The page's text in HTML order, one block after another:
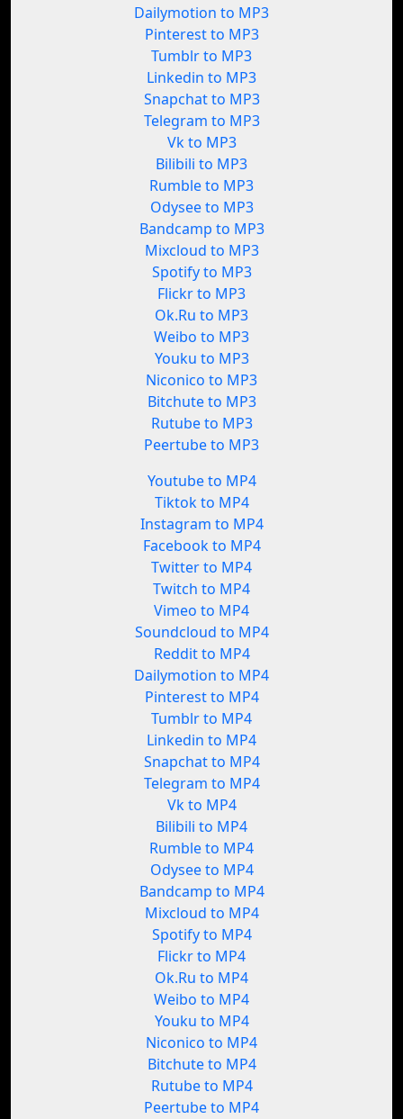
Dailymotion to MP3
Pinterest to MP3
Tumblr to MP3
Linkedin to MP3
Snapchat to MP3
Telegram to MP3
Vk to MP3
Bilibili to MP3
Rumble to MP3
Odysee to MP3
Bandcamp to MP3
Mixcloud to MP3
Spotify to MP3
Flickr to MP3
Ok.Ru to MP3
Weibo to MP3
Youku to MP3
Niconico to MP3
Bitchute to MP3
Rutube to MP3
Peertube to MP3
Youtube to MP4
Tiktok to MP4
Instagram to MP4
Facebook to MP4
Twitter to MP4
Twitch to MP4
Vimeo to MP4
Soundcloud to MP4
Reddit to MP4
Dailymotion to MP4
Pinterest to MP4
Tumblr to MP4
Linkedin to MP4
Snapchat to MP4
Telegram to MP4
Vk to MP4
Bilibili to MP4
Rumble to MP4
Odysee to MP4
Bandcamp to MP4
Mixcloud to MP4
Spotify to MP4
Flickr to MP4
Ok.Ru to MP4
Weibo to MP4
Youku to MP4
Niconico to MP4
Bitchute to MP4
Rutube to MP4
Peertube to MP4